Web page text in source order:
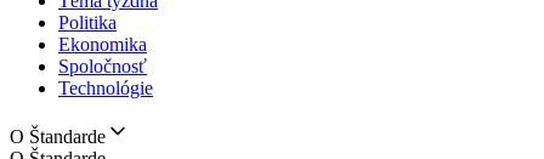
Politika
Ekonomika
Spoločnosť
Technológie
O Štandarde